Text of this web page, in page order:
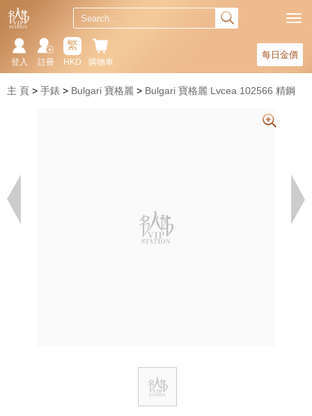
每日金價
購物車
繁
HKD
註冊
登入
主 頁 手錶 Bulgari 寶格麗 Bulgari 寶格麗 Lvcea 102566 精鋼